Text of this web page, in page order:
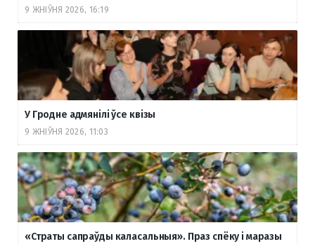
9 ЖНІЎНЯ 2026, 16:19
У Гродне адмянілі ўсе квізы
9 ЖНІЎНЯ 2026, 11:03
«Страты сапраўды каласальныя». Праз спёку і маразы